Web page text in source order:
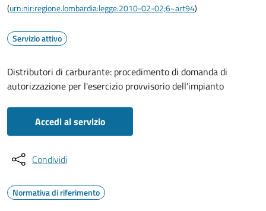
(urn:nir:regione.lombardia:legge:2010-02-02;6~art94)
Servizio attivo
Distributori di carburante: procedimento di domanda di
autorizzazione per l'esercizio provvisorio dell'impianto
Accedi al servizio
Condividi
Normativa di riferimento